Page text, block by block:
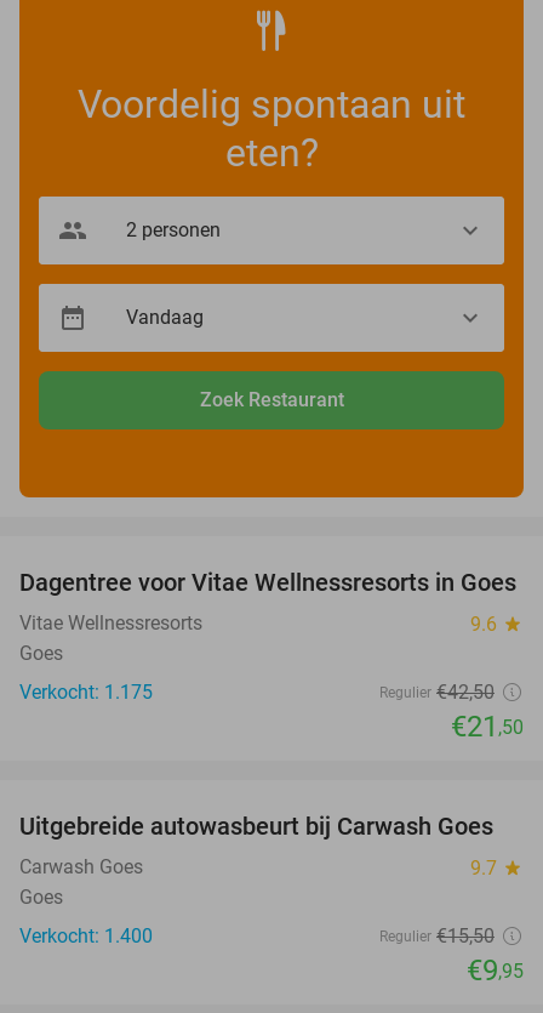
Voordelig spontaan uit
eten?
Zoek Restaurant
49%
Dagentree voor Vitae Wellnessresorts in Goes
Vitae Wellnessresorts 9.6 star
Goes
Verkocht: 1.175
Regulier €42,50
€21 ,50
36%
Uitgebreide autowasbeurt bij Carwash Goes
Carwash Goes 9.7 star
Goes
Verkocht: 1.400
Regulier €15,50
€9,95